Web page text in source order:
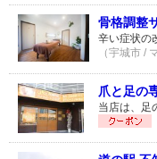
骨格調整
辛い症状の
（宇城市 /
爪と足の
当店は、足